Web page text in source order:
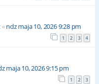
«ndz maja 10, 2026 9:28 pm
1 2 3 4
maja 10, 2026 9:15 pm
1 2 3